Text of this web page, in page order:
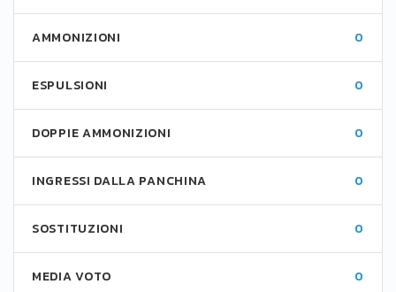
AMMONIZIONI 0
ESPULSIONI 0
DOPPIE AMMONIZIONI 0
INGRESSI DALLA PANCHINA 0
SOSTITUZIONI 0
MEDIA VOTO 0